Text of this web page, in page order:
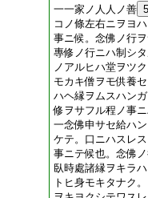
一一家ノ人人ノ善 5
コノ條左右ニヲヨ
事ニ候。念佛ノ行
專修ノ行ニハ制シ
ノアルヒハ堂ヲツ
モカキ僧ヲモ供養
ハヘ縁ヲムスハン
修ヲサフル程ノ事
一念佛申サセ給ハ
ケテ。口ニハスレ
事ニテ候也。念佛
臥時處諸縁ヲキラ
トヒ身モキタナク